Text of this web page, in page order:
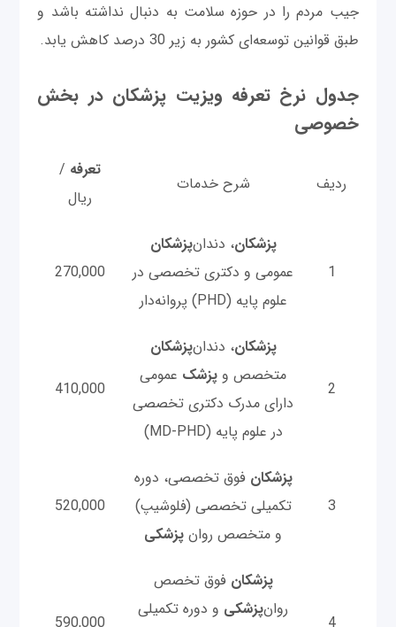
جیب مردم را در حوزه سلامت به دنبال نداشته باشد و
طبق قوانین توسعه‌ای کشور به زیر 30 درصد کاهش یابد.
جدول نرخ تعرفه ویزیت پزشکان در بخش
خصوصی
ردیف شرح خدمات
تعرفه /
ریال
1
پزشکان، دندان‌پزشکان
عمومی و دکتری تخصصی در
علوم پایه (PHD) پروانه‌دار
270,000
2
پزشکان، دندان‌پزشکان
متخصص و پزشک عمومی
دارای مدرک دکتری تخصصی
در علوم پایه (MD-PHD)
410,000
3
پزشکانفوق تخصصی، دوره
تکمیلی تخصصی (فلوشیپ)
و متخصص روان پزشکی
520,000
پزشکانفوق تخصص
روان‌پزشکی و دوره تکمیلی